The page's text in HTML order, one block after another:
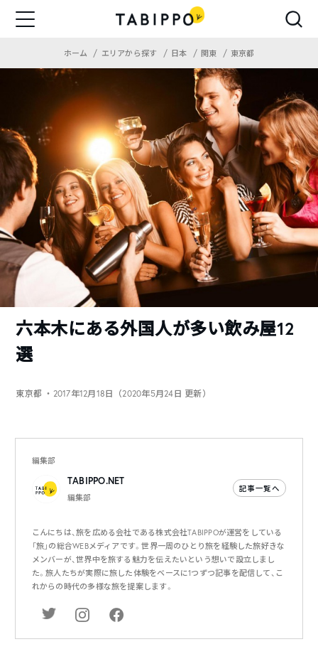
ホーム エリアから探す 日本 関東 東京都
六本木にある外国人が多い飲み屋12
選
東京都 ・2017年12月18日（2020年5月24日 更新）
編集部
TABIPPO.NET
編集部
記事一覧へ
こんにちは、旅を広める会社である株式会社TABIPPOが運営をしている
「旅」の総合WEBメディアです。世界一周のひとり旅を経験した旅好きな
メンバーが、世界中を旅する魅力を伝えたいという想いで設立しまし
た。旅人たちが実際に旅した体験をベースに1つずつ記事を配信して、こ
れからの時代の多様な旅を提案します。